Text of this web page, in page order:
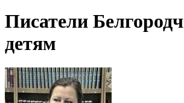
Писатели
детям